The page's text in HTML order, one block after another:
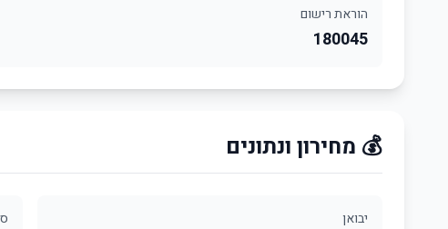
הוראת רישום
180045
💰 מחירון ונתונים
יבואן